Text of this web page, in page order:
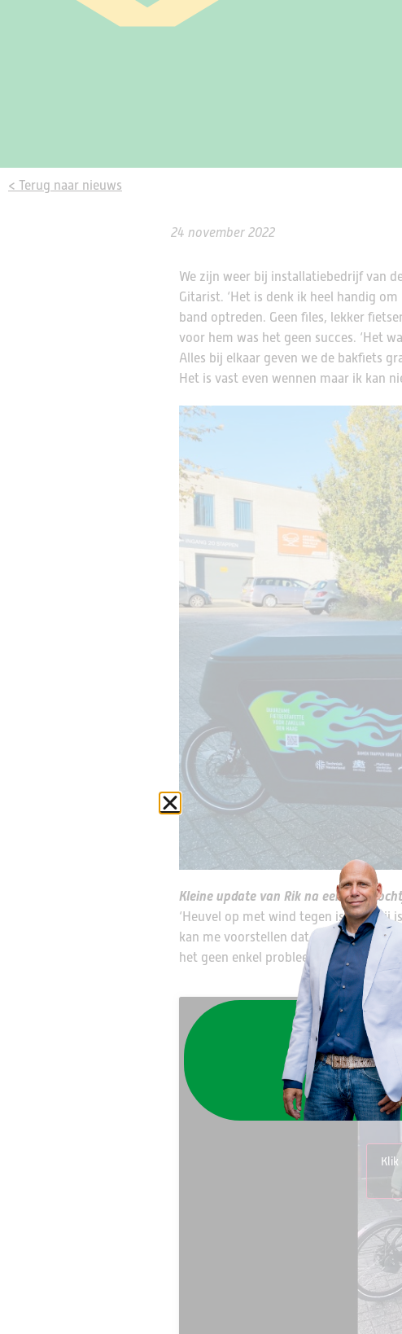
< Terug naar nieuws
24 november 2022
We zijn weer bij installatiebedrijf van
Gitarist. ‘Het is denk ik heel handig
band optreden. Geen files, lekker
voor hem was het geen succes. ‘Het
Alles bij elkaar geven we de bakfiets
Het is vast even wennen maar ik kan
Kleine update van Rik na een kort
‘Heuvel op met wind tegen is top! Hij
kan me voorstellen dat niet iedereen
het geen enkel probleem. Het was een
Klik